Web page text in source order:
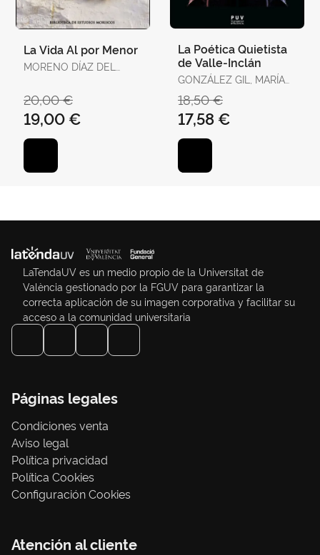
La Vida Al por Menor
MORENO DÍAZ DEL
20,00 €
19,00 €
La Poética Quietista
de Valle-Inclán
GONZÁLEZ GIL, MARÍA
18,50 €
17,58 €
LaTendaUV es un medio propio de la Universitat de
València gestionado por la FGUV para garantizar la
correcta aplicación de su imagen corporativa y facilitar su
acceso a la comunidad universitaria
Páginas legales
Condiciones venta
Aviso legal
Política privacidad
Política Cookies
Configuración Cookies
Atención al cliente